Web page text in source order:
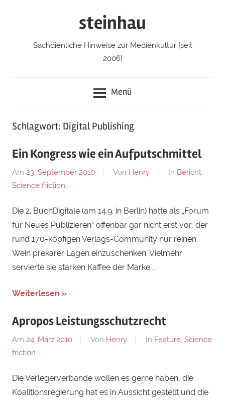
steinhau
Sachdienliche Hinweise zur Medienkultur [seit
2006]
Menü
Schlagwort: Digital Publishing
Ein Kongress wie ein Aufputschmittel
Am 23. September 2010 Von Henry In Bericht,
Science friction
Die 2. BuchDigitale (am 14.9. in Berlin) hatte als „Forum
für Neues Publizieren“ offenbar gar nicht erst vor, der
rund 170-köpfigen Verlags-Community nur reinen
Wein prekärer Lagen einzuschenken. Vielmehr
servierte sie starken Kaffee der Marke …
Weiterlesen »
Apropos Leistungsschutzrecht
Am 24. März 2010 Von Henry In Feature, Science
friction
Die Verlegerverbände wollen es gerne haben, die
Koalitionsregierung hat es in Aussicht gestellt und die